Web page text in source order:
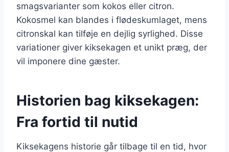
smagsvarianter som kokos eller citron.
Kokosmel kan blandes i flødeskumlaget, mens
citronskal kan tilføje en dejlig syrlighed. Disse
variationer giver kiksekagen et unikt præg, der
vil imponere dine gæster.
Historien bag kiksekagen:
Fra fortid til nutid
Kiksekagens historie går tilbage til en tid, hvor